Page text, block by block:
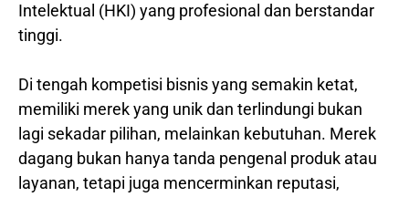
Intelektual (HKI) yang profesional dan berstandar
tinggi.
Di tengah kompetisi bisnis yang semakin ketat,
memiliki merek yang unik dan terlindungi bukan
lagi sekadar pilihan, melainkan kebutuhan. Merek
dagang bukan hanya tanda pengenal produk atau
layanan, tetapi juga mencerminkan reputasi,